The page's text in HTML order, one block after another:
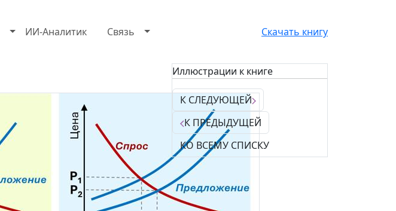
ИИ-Аналитик Связь Скачать книгу
Иллюстрации к книге
К СЛЕДУЮЩЕЙ
К ПРЕДЫДУЩЕЙ
КО ВСЕМУ СПИСКУ